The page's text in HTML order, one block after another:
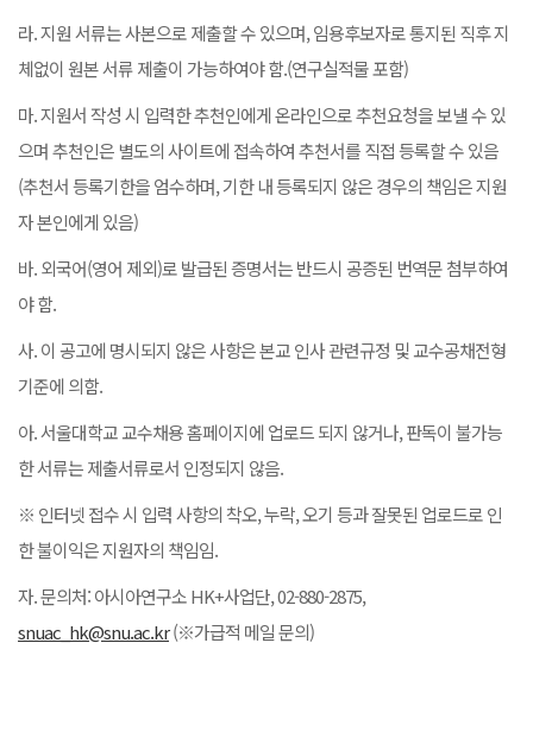
라. 지원 서류는 사본으로 제출할 수 있으며, 임용후보자로 통지된 직후 지
체없이 원본 서류 제출이 가능하여야 함.(연구실적물 포함)
마. 지원서 작성 시 입력한 추천인에게 온라인으로 추천요청을 보낼 수 있
으며 추천인은 별도의 사이트에 접속하여 추천서를 직접 등록할 수 있음
(추천서 등록기한을 엄수하며, 기한 내 등록되지 않은 경우의 책임은 지원
자 본인에게 있음)
바. 외국어(영어 제외)로 발급된 증명서는 반드시 공증된 번역문 첨부하여
야 함.
사. 이 공고에 명시되지 않은 사항은 본교 인사 관련규정 및 교수공채전형
기준에 의함.
아. 서울대학교 교수채용 홈페이지에 업로드 되지 않거나, 판독이 불가능
한 서류는 제출서류로서 인정되지 않음.
※ 인터넷 접수 시 입력 사항의 착오, 누락, 오기 등과 잘못된 업로드로 인
한 불이익은 지원자의 책임임.
자. 문의처: 아시아연구소 HK+사업단, 02-880-2875,
snuac_hk@snu.ac.kr(※가급적 메일 문의)